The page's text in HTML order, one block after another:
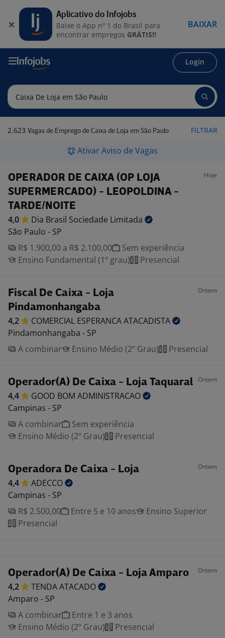
Login
2.623 Vagas de Emprego de Caixa de Loja em São Paulo FILTRAR
Ativar Aviso de Vagas
OPERADOR DE CAIXA (OP LOJA
SUPERMERCADO) - LEOPOLDINA -
TARDE/NOITE
Hoje
4,0 Dia Brasil Sociedade Limitada
São Paulo - SP
R$ 1.900,00 a R$ 2.100,00
Sem experiência
Ensino Fundamental (1º grau)
Presencial
Fiscal De Caixa - Loja
Pindamonhangaba
Ontem
4,2 COMERCIAL ESPERANCAATACADISTA
Pindamonhangaba - SP
A combinar
Ensino Médio (2º Grau) Presencial
Operador(A) De Caixa - Loja Taquaral Ontem
4,4 GOOD BOM ADMINISTRACAO
Campinas - SP
A combinar
Sem experiência
Ensino Médio (2º Grau)
Presencial
Operadora De Caixa - Loja Ontem
4,4
ADECCO
Campinas - SP
R$ 2.500,00
Entre 5 e 10 anos
Ensino Superior
Presencial
Operador(A) De Caixa - Loja Amparo Ontem
4,2 TENDAATACADO
Amparo - SP
A combinar
Entre 1 e 3 anos
Ensino Médio (2º Grau)
Presencial
Aplicativo do Infojobs
Baixe o App nº 1 do Brasil para
encontrar empregos GRÁTIS!!
BAIXAR